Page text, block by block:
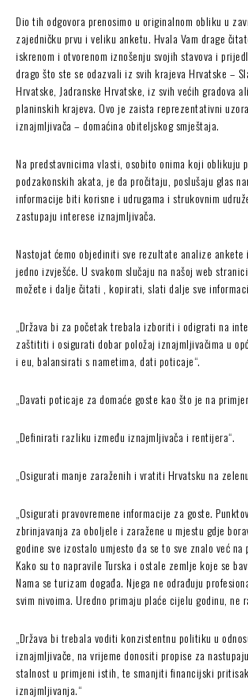
Dio tih odgovora prenosimo u originalnom obliku u
zajedničku prvu i veliku anketu. Hvala Vam drage
iskrenom i otvorenom iznošenju svojih stavova i
drago što ste se odazvali iz svih krajeva Hrvatske –
Hrvatske, Jadranske Hrvatske, iz svih većih gradova
planinskih krajeva. Ovo je zaista reprezentativni
iznajmljivača – domaćina obiteljskog smještaja.
Na predstavnicima vlasti, osobito onima koji oblikuju
podzakonskih akata, je da pročitaju, poslušaju glas
informacije biti korisne i udrugama i strukovnim
zastupaju interese iznajmljivača.
Nastojat ćemo objediniti sve rezultate analize
jedno izvješće. U svakom slučaju na našoj web
možete i dalje čitati , kopirati, slati dalje sve
„Država bi za početak trebala izboriti i odigrati na
zaštititi i osigurati dobar položaj iznajmljivačima u
i eu, balansirati s nametima, dati poticaje“.
„Davati poticaje za domaće goste kao što je na
„Definirati razliku između iznajmljivača i rentijera“.
„Osigurati manje zaraženih i vratiti Hrvatsku na
„Osigurati pravovremene informacije za goste.
zbrinjavanja za oboljele i zaražene u mjestu gdje
godine sve izostalo umjesto da se to sve znalo već na
Kako su to napravile Turska i ostale zemlje koje se
Nama se turizam događa. Njega ne odrađuju
svim nivoima. Uredno primaju plaće cijelu godinu, ne
„Država bi trebala voditi konzistentnu politiku u
iznajmljivače, na vrijeme donositi propise za
stalnost u primjeni istih, te smanjiti financijski
iznajmljivanja.“